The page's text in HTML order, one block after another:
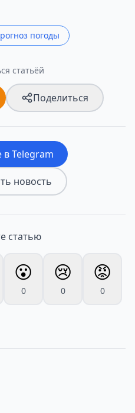
погоды
статьёй
Поделиться
в Telegram
новость
статью
😮
0
😢
0
😡
0